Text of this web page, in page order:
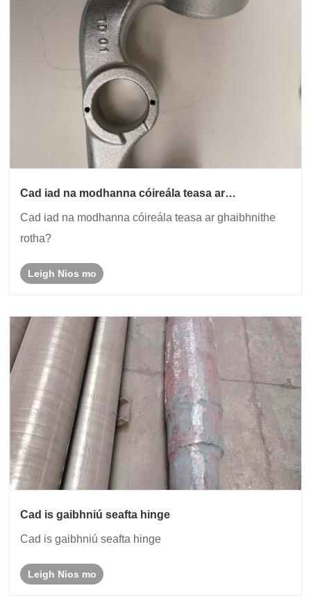
Cad iad na modhanna cóireála teasa ar
Cad iad na modhanna cóireála teasa ar ghaibhnithe
rotha?
Leigh Nios mo
Cad is gaibhniú seafta hinge
Cad is gaibhniú seafta hinge
Leigh Nios mo